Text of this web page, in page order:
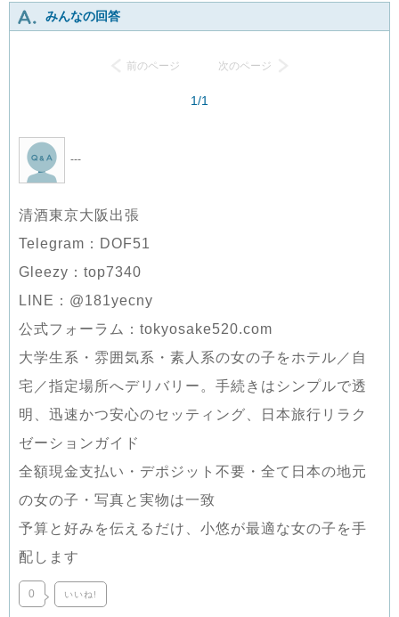
みんなの回答
前のページ 次のページ
1/1
---
清酒東京大阪出張
Telegram：DOF51
Gleezy：top7340
LINE：@181yecny
公式フォーラム：tokyosake520.com
大学生系・雰囲気系・素人系の女の子をホテル／自
宅／指定場所へデリバリー。手続きはシンプルで透
明、迅速かつ安心のセッティング、日本旅行リラク
ゼーションガイド
全額現金支払い・デポジット不要・全て日本の地元
の女の子・写真と実物は一致
予算と好みを伝えるだけ、小悠が最適な女の子を手
配します
0 いいね!